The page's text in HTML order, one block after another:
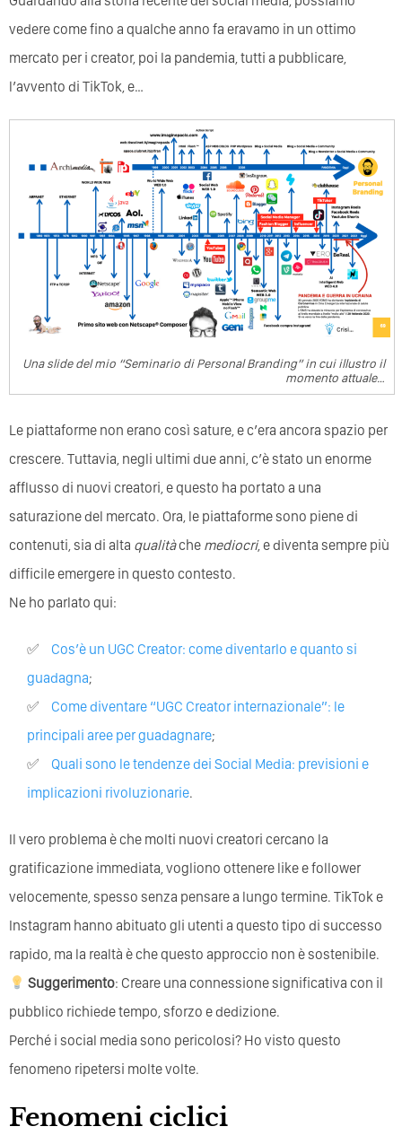
vedere come fino a qualche anno fa eravamo in un ottimo
mercato per i creator, poi la pandemia, tutti a pubblicare,
l’avvento di TikTok, e…
Una slide del mio “Seminario di Personal Branding” in cui illustro il
momento attuale…
Le piattaforme non erano così sature, e c’era ancora spazio per
crescere. Tuttavia, negli ultimi due anni, c’è stato un enorme
afflusso di nuovi creatori, e questo ha portato a una
saturazione del mercato. Ora, le piattaforme sono piene di
contenuti, sia di alta qualitàche mediocri, e diventa sempre più
difficile emergere in questo contesto.
Ne ho parlato qui:
Cos’è un UGC Creator: come diventarlo e quanto si
guadagna;
Come diventare “UGC Creator internazionale”: le
principali aree per guadagnare;
Quali sono le tendenze dei Social Media: previsioni e
implicazioni rivoluzionarie.
Il vero problema è che molti nuovi creatori cercano la
gratificazione immediata, vogliono ottenere like e follower
velocemente, spesso senza pensare a lungo termine. TikTok e
Instagram hanno abituato gli utenti a questo tipo di successo
rapido, ma la realtà è che questo approccio non è sostenibile.
Suggerimento: Creare una connessione significativa con il
pubblico richiede tempo, sforzo e dedizione.
Perché i social media sono pericolosi? Ho visto questo
fenomeno ripetersi molte volte.
Fenomeni ciclici